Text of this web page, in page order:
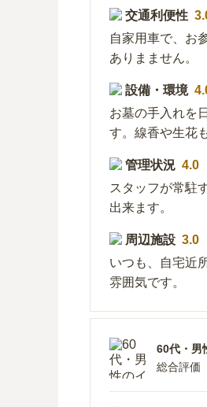
交通利便性
自家用車で、お
ありまません。
設備・環境
お墓の手入れを
す。線香や生花
管理状況 4.0
スタッフが常駐
出来ます。
周辺施設 3.0
いつも、自宅近
雰囲気です。
60代 ・ 男
総合評価